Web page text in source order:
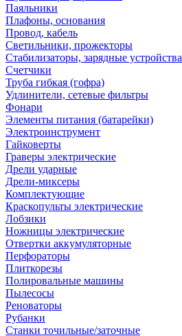
Паяльники
Плафоны, основания
Провод, кабель
Светильники, прожекторы
Стабилизаторы, зарядные устройства
Счетчики
Труба гибкая (гофра)
Удлинители, сетевые фильтры
Фонари
Элементы питания (батарейки)
Электроинструмент
Гайковерты
Граверы электрические
Дрели ударные
Дрели-миксеры
Комплектующие
Краскопульты электрические
Лобзики
Ножницы электрические
Отвертки аккумуляторные
Перфораторы
Плиткорезы
Полировальные машины
Пылесосы
Реноваторы
Рубанки
Станки точильные/заточные